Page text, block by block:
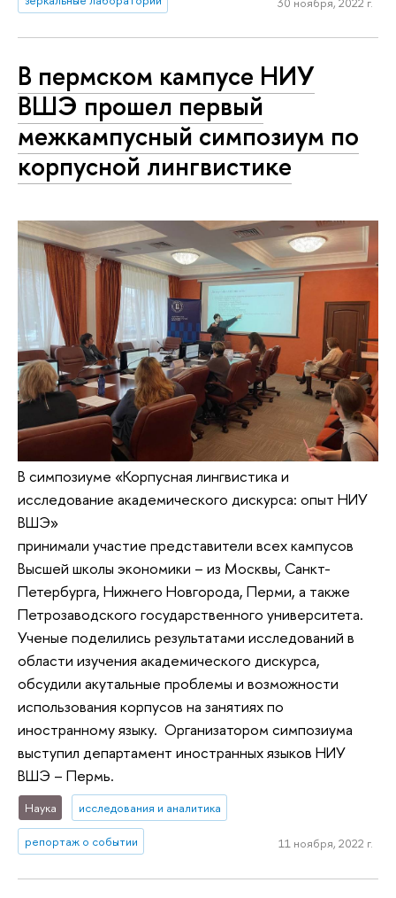
В пермском кампусе НИУ
ВШЭ прошел первый
межкампусный симпозиум по
корпусной лингвистике
В симпозиуме «Корпусная лингвистика и
исследование академического дискурса: опыт НИУ
ВШЭ»
принимали участие представители всех кампусов
Высшей школы экономики – из Москвы, Санкт-
Петербурга, Нижнего Новгорода, Перми, а также
Петрозаводского государственного университета.
Ученые поделились результатами исследований в
области изучения академического дискурса,
обсудили акутальные проблемы и возможности
использования корпусов на занятиях по
иностранному языку. Организатором симпозиума
выступил департамент иностранных языков НИУ
ВШЭ – Пермь.
Наука исследования и аналитика
репортаж о событии 11 ноября, 2022 г.